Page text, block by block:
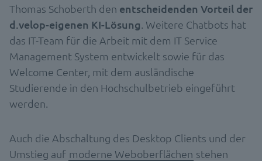
Thomas Schoberth den entscheidenden Vorteil der
d.velop-eigenen KI-Lösung. Weitere Chatbots hat
das IT-Team für die Arbeit mit dem IT Service
Management System entwickelt sowie für das
Welcome Center, mit dem ausländische
Studierende in den Hochschulbetrieb eingeführt
werden.
Auch die Abschaltung des Desktop Clients und der
Umstieg auf moderne Weboberflächen stehen